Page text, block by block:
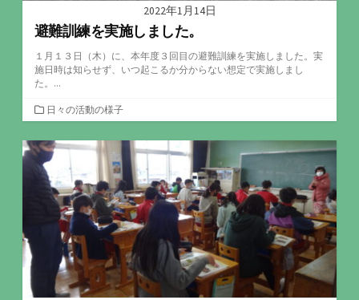
2022年1月14日
避難訓練を実施しました。
１月１３日（木）に、本年度３回目の避難訓練を実施しました。実
施日時は知らせず、いつ起こるか分からない想定で実施しまし
た。...
カ
テ
ゴ
リ
ー
日々の活動の様子